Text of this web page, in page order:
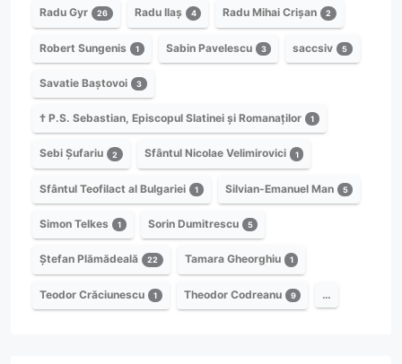
Radu Gyr 26 Radu Ilaș 4 Radu Mihai Crișan 2
Robert Sungenis 1 Sabin Pavelescu 3 saccsiv 5
Savatie Baștovoi 3
† P.S. Sebastian, Episcopul Slatinei și Romanaților 1
Sebi Șufariu 2 Sfântul Nicolae Velimirovici 1
Sfântul Teofilact al Bulgariei 1 Silvian-Emanuel Man 5
Simon Telkes 1 Sorin Dumitrescu 5
Ștefan Plămădeală 22 Tamara Gheorghiu 1
Teodor Crăciunescu 1 Theodor Codreanu 9 …